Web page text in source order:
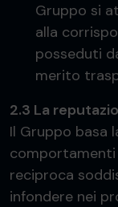
Gruppo si
alla
posseduti
merito
2.3 La
Il Gruppo basa
reciproca
infondere nei